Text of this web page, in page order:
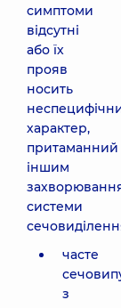
симптоми
відсутні
або їх
прояв
носить
характер,
притаманний
іншим
системи
часте
з